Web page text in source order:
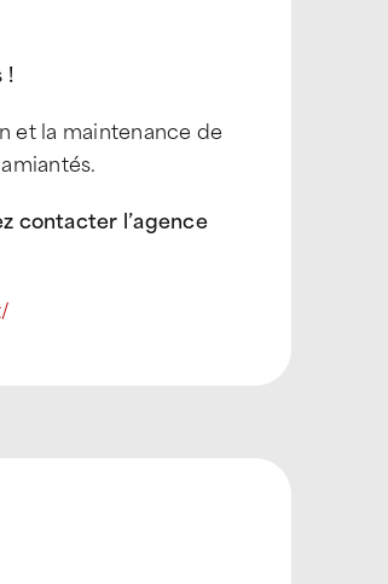
!
et la maintenance de
contacter l’agence